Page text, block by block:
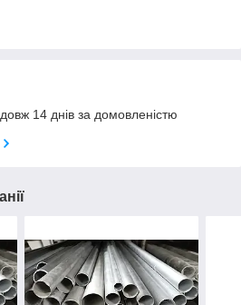
14 днів за домовленістю